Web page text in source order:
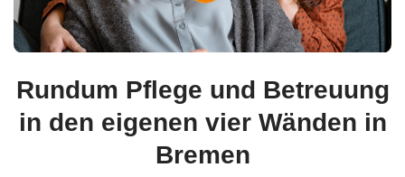
Rundum Pflege und Betreuung
in den eigenen vier Wänden in
Bremen